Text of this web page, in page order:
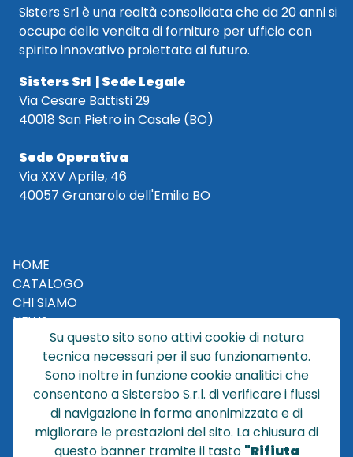
Sisters Srl è una realtà consolidata che da 20 anni si
occupa della vendita di forniture per ufficio con
spirito innovativo proiettata al futuro.
Sisters Srl | Sede Legale
Via Cesare Battisti 29
40018 San Pietro in Casale (BO)
Sede Operativa
Via XXV Aprile, 46
40057 Granarolo dell'Emilia BO
HOME
CATALOGO
CHI SIAMO
NEWS
CONTATTACI
CONDIZIONI DI VENDITA
POLICY PRIVACY
NOTE LEGALI
Cookie
Su questo sito sono attivi cookie di natura
tecnica necessari per il suo funzionamento.
Sono inoltre in funzione cookie analitici che
consentono a Sistersbo S.r.l. di verificare i flussi
di navigazione in forma anonimizzata e di
migliorare le prestazioni del sito. La chiusura di
questo banner tramite il tasto "Rifiuta